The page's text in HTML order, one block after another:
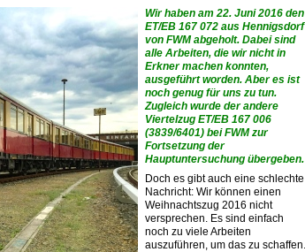
Wir haben am 22. Juni 2016 den
ET/EB 167 072 aus Hennigsdorf
von FWM abgeholt. Dabei sind
alle Arbeiten, die wir nicht in
Erkner machen konnten,
ausgeführt worden. Aber es ist
noch genug für uns zu tun.
Zugleich wurde der andere
Viertelzug ET/EB 167 006
(3839/6401) bei FWM zur
Fortsetzung der
Hauptuntersuchung übergeben.
Doch es gibt auch eine schlechte
Nachricht: Wir können einen
Weihnachtszug 2016 nicht
versprechen. Es sind einfach
noch zu viele Arbeiten
auszuführen, um das zu schaffen.